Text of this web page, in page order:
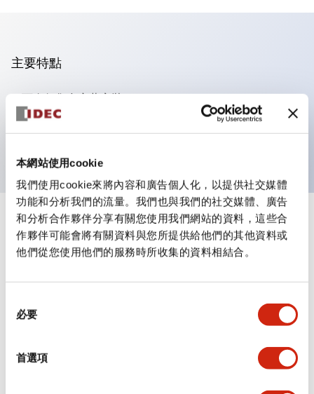
本網站使用cookie
我們使用cookie來將內容和廣告個人化，以提供社交媒體
功能和分析我們的流量。我們也與我們的社交媒體、廣告
和分析合作夥伴分享有關您使用我們網站的資料，這些合
作夥伴可能會將有關資料與您所提供給他們的其他資料或
他們從您使用他們的服務時所收集的資料相結合。
必要
首選項
主要特點
可進行集合密著安裝
附鎖選擇開關採用高安全性的彈子鎖結構
規格 顯示全部
審美規範